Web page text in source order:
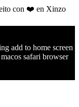
con ❤️ en Xinzo
add to home screen
safari browser